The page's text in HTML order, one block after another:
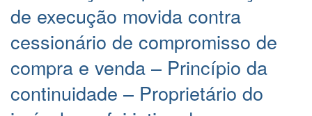
de execução movida contra
cessionário de compromisso de
compra e venda – Princípio da
continuidade – Proprietário do